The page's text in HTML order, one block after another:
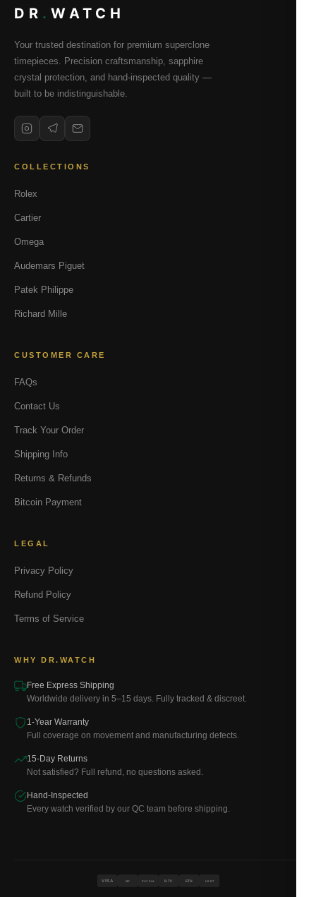
DR . WATCH
Your trusted destination for premium superclone
timepieces. Precision craftsmanship, sapphire
crystal protection, and hand-inspected quality —
built to be indistinguishable.
COLLECTIONS
Rolex
Cartier
Omega
Audemars Piguet
Patek Philippe
Richard Mille
CUSTOMER CARE
FAQs
Contact Us
Track Your Order
Shipping Info
Returns & Refunds
Bitcoin Payment
LEGAL
Privacy Policy
Refund Policy
Terms of Service
WHY DR.WATCH
Free Express Shipping
Worldwide delivery in 5–15 days. Fully tracked & discreet.
1-Year Warranty
Full coverage on movement and manufacturing defects.
15-Day Returns
Not satisfied? Full refund, no questions asked.
Hand-Inspected
Every watch verified by our QC team before shipping.
VISA MC PAYPAL BTC ETH USDT